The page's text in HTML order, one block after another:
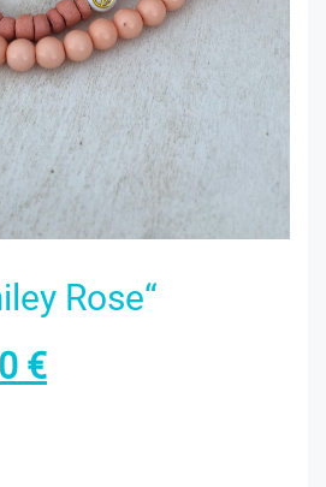
Rose“
€Aktueller